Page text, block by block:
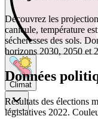
Climat
Découvrez les
canicule, température
sécheresses des sols.
horizons 2030, 2050 et
Données
Résultats des élections
législatives 2022.